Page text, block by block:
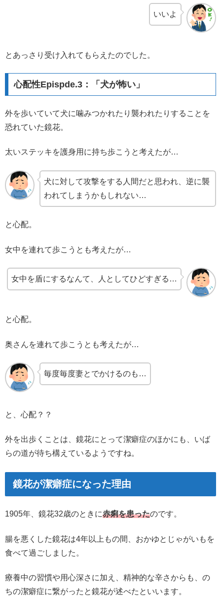
いいよ
とあっさり受け入れてもらえたのでした。
心配性Epispde.3：「犬が怖い」
外を歩いていて犬に噛みつかれたり襲われたりすることを
恐れていた鏡花。
太いステッキを護身用に持ち歩こうと考えたが…
犬に対して攻撃をする人間だと思われ、逆に襲
われてしまうかもしれない…
と心配。
女中を連れて歩こうとも考えたが…
女中を盾にするなんて、人としてひどすぎる…
と心配。
奥さんを連れて歩こうとも考えたが…
毎度毎度妻とでかけるのも…
と、心配？？
外を出歩くことは、鏡花にとって潔癖症のほかにも、いば
らの道が待ち構えているようですね。
鏡花が潔癖症になった理由
1905年、鏡花32歳のときに赤痢を患ったのです。
腸を悪くした鏡花は4年以上もの間、おかゆとじゃがいもを
食べて過ごしました。
療養中の習慣や用心深さに加え、精神的な辛さからも、の
ちの潔癖症に繋がったと鏡花が述べたといいます。